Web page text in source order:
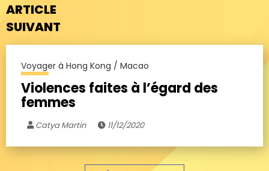
ARTICLE
SUIVANT
Voyager à Hong Kong / Macao
Violences faites à l’égard des
femmes
Catya Martin 11/12/2020